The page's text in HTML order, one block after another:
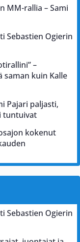
MM-rallia – Sami
Sebastien Ogierin
–
saman kuin Kalle
Pajari paljasti,
tuntuivat
kokenut
Sebastien Ogierin